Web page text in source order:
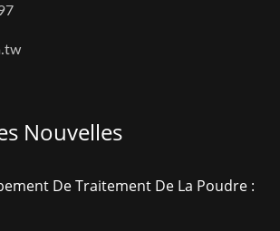
Nouvelles
De Traitement De La Poudre :